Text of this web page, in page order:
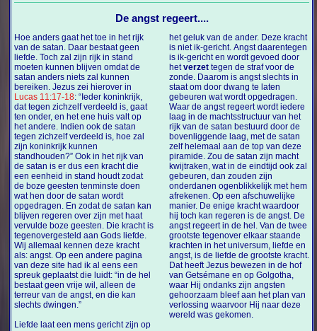
De angst regeert....
Hoe anders gaat het toe in het rijk
van de satan. Daar bestaat geen
liefde. Toch zal zijn rijk in stand
moeten kunnen blijven omdat de
satan anders niets zal kunnen
bereiken. Jezus zei hierover in
Lucas 11:17-18: “Ieder koninkrijk,
dat tegen zichzelf verdeeld is, gaat
ten onder, en het ene huis valt op
het andere. Indien ook de satan
tegen zichzelf verdeeld is, hoe zal
zijn koninkrijk kunnen
standhouden?” Ook in het rijk van
de satan is er dus een kracht die
een eenheid in stand houdt zodat
de boze geesten tenminste doen
wat hen door de satan wordt
opgedragen. En zodat de satan kan
blijven regeren over zijn met haat
vervulde boze geesten. Die kracht is
tegenovergesteld aan Gods liefde.
Wij allemaal kennen deze kracht
als: angst. Op een andere pagina
van deze site had ik al eens een
spreuk geplaatst die luidt: “in de hel
bestaat geen vrije wil, alleen de
terreur van de angst, en die kan
slechts dwingen.”
Liefde laat een mens gericht zijn op
het geluk van de ander. Deze kracht
is niet ik-gericht. Angst daarentegen
is ik-gericht en wordt gevoed door
hetverzettegen de straf voor de
zonde. Daarom is angst slechts in
staat om door dwang te laten
gebeuren wat wordt opgedragen.
Waar de angst regeert wordt iedere
laag in de machtsstructuur van het
rijk van de satan bestuurd door de
bovenliggende laag, met de satan
zelf helemaal aan de top van deze
piramide. Zou de satan zijn macht
kwijtraken, wat in de eindtijd ook zal
gebeuren, dan zouden zijn
onderdanen ogenblikkelijk met hem
afrekenen. Op een afschuwelijke
manier. De enige kracht waardoor
hij toch kan regeren is de angst. De
angst regeert in de hel. Van de twee
grootste tegenover elkaar staande
krachten in het universum, liefde en
angst, is de liefde de grootste kracht.
Dat heeft Jezus bewezen in de hof
van Getsémane en op Golgotha,
waar Hij ondanks zijn angsten
gehoorzaam bleef aan het plan van
verlossing waarvoor Hij naar deze
wereld was gekomen.